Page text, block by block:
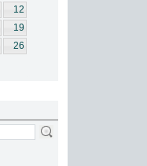
12
19
26